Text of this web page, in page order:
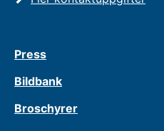
Press
Bildbank
Broschyrer